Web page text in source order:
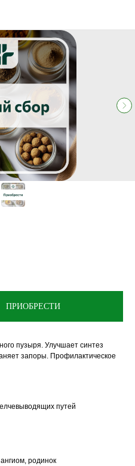
ПРИОБРЕСТИ
пузыря. Улучшает синтез
запоры. Профилактическое
путей
родинок